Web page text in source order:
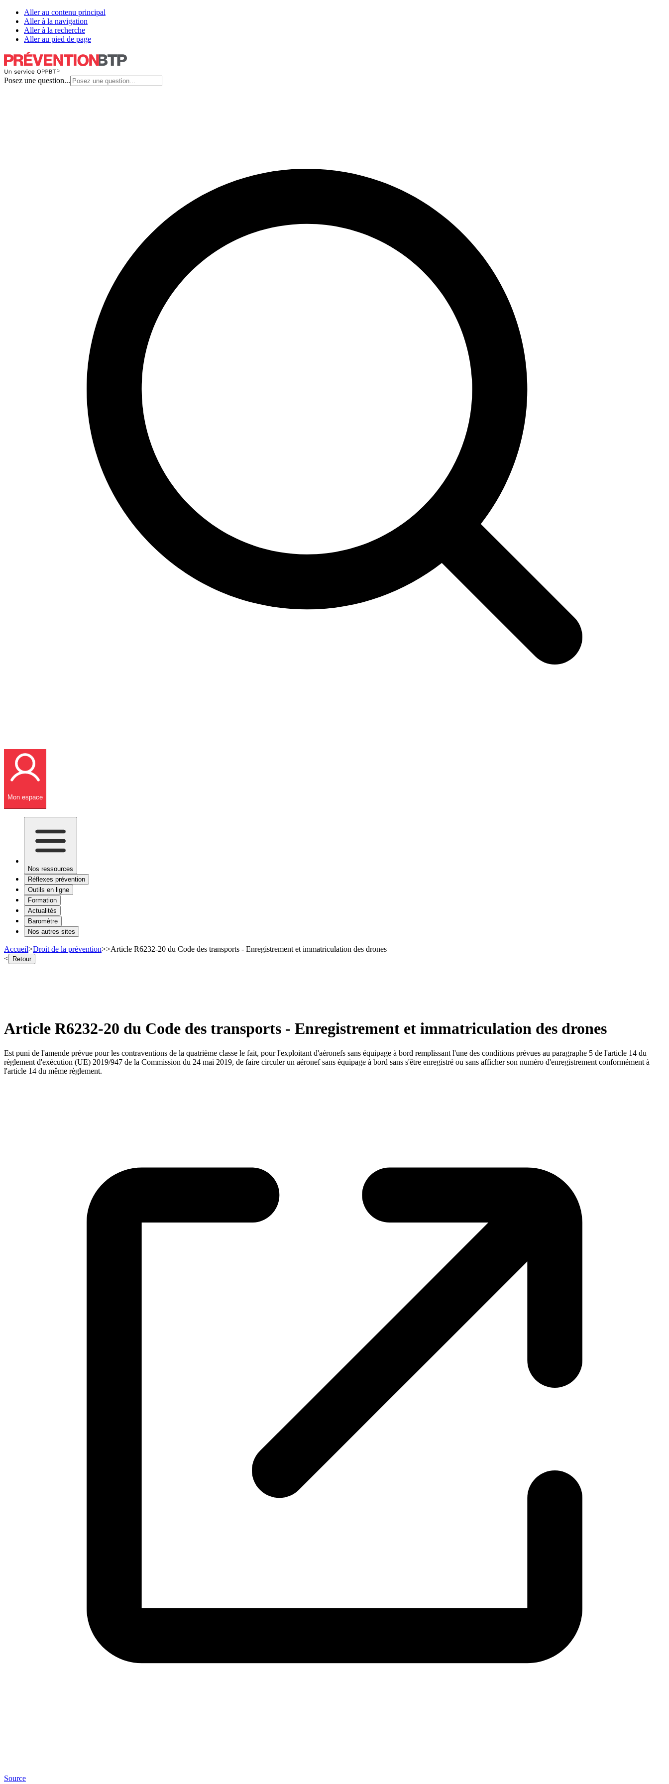
Aller au contenu principal
Aller à la navigation
Aller à la recherche
Aller au pied de page
Posez une question...
Mon espace
Nos ressources
Réflexes prévention
Outils en ligne
Formation
Actualités
Baromètre
Nos autres sites
Accueil>Droit de la prévention>>Article R6232-20 du Code des transports - Enregistrement et immatriculation des drones
< Retour
Article R6232-20 du Code des transports - Enregistrement et immatriculation des drones
Est puni de l'amende prévue pour les contraventions de la quatrième classe le fait, pour l'exploitant d'aéronefs sans équipage à bord remplissant l'une des conditions prévues au paragraphe 5 de l'article 14 du
règlement d'exécution (UE) 2019/947 de la Commission du 24 mai 2019, de faire circuler un aéronef sans équipage à bord sans s'être enregistré ou sans afficher son numéro d'enregistrement conformément à
l'article 14 du même règlement.
Source